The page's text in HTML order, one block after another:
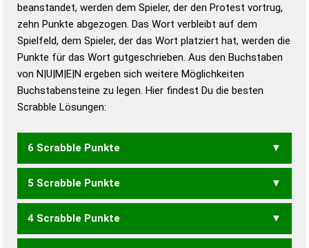
Duden – Standardwerk in 12 Bänden
Duden – Richtiges und gutes
Deutsch
Duden – Die deutsche Grammatik
Duden – Deutsches
beanstandet, werden dem Spieler, der den Protest vortrug,
zehn Punkte abgezogen. Das Wort verbleibt auf dem
Spielfeld, dem Spieler, der das Wort platziert hat, werden die
Punkte für das Wort gutgeschrieben. Aus den Buchstaben
von N|U|M|E|N ergeben sich weitere Möglichkeiten
Buchstabensteine zu legen. Hier findest Du die besten
Scrabble Lösungen:
6 Scrabble Punkte
MENU
5 Scrabble Punkte
EMU
4 Scrabble Punkte